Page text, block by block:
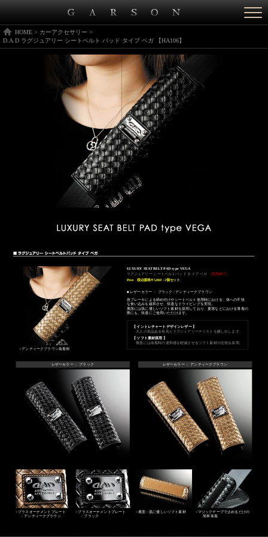
HOME > カーアクセサリー >
D.A.D ラグジュアリー シートベルト パッド タイプ ベガ 【HA106】
■アンティークブラウン装着例
LUXURY SEAT BELT PAD type VEGA
ラグジュアリー シートベルトパッド タイプ ベガ
（完売終了）
Price税込価格￥5,060：2個セット
■ レザーカラー ： ブラック / アンティークブラウン
急ブレーキによる締め付けやシートベルト使用時における、体への不快
な食い込みを緩和させ、快適なドライビングを実現。
裏面には肌に優しいソフト素材を採用しており、夏場などにおける薄着の
際にも、快適にご使用いただけます。
【 イントレチャートデザインレザー 】
大人の気品ある色気とラグジュアリーテイストを醸し出します。
【 ソフト素材採用 】
裏面には装着時の違和感を軽減させるソフト素材の生地を採用。
レザーカラー ： ブラック レザーカラー ： アンティークブラウン
■ブラスオーナメントプレート
：アンティークブラウン
■ブラスオーナメントプレート
：ブラック
■裏面：肌に優しいソフト素材 ■マジックテープで止めるだけの
簡単装着